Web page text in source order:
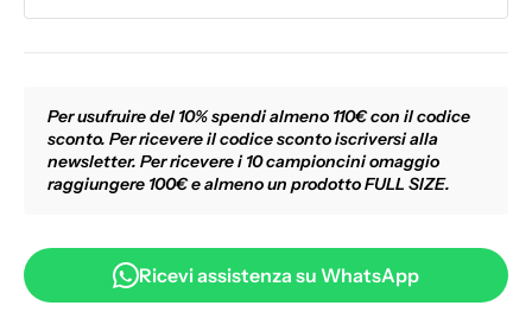
Per usufruire del 10% spendi almeno 110€ con il codice
sconto. Per ricevere il codice sconto iscriversi alla
newsletter. Per ricevere i 10 campioncini omaggio
raggiungere 100€ e almeno un prodotto FULL SIZE.
Ricevi assistenza su WhatsApp